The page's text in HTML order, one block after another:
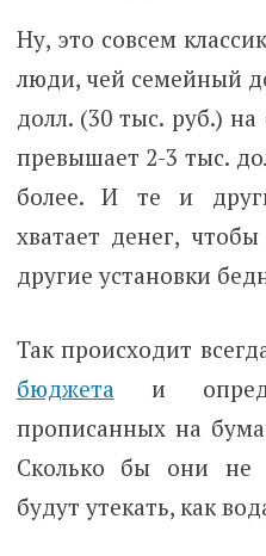
Ну, это совсем
люди, чей семейный
долл. (30 тыс. руб.)
превышает 2-3 тыс.
более. И те и
хватает денег,
другие установки
Так происходит
бюджета и
прописанных на
Сколько бы они не
будут утекать, как